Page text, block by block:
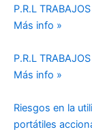
P.R.L
Más info »
P.R.L
Más info »
Riesgos en la
portátiles